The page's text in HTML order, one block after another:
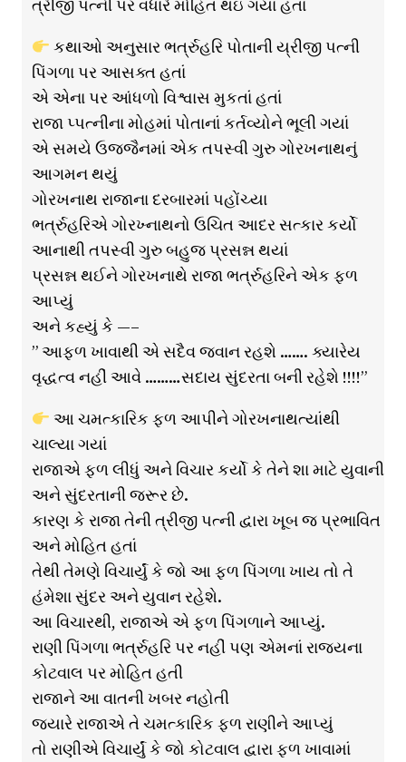
ત્રીજી પત્ની પર વધારે મોહિત થઇ ગયાં હતાં
કથાઓ અનુસાર ભર્ત્રુહરિ પોતાની ય્રીજી પત્ની
પિંગળા પર આસક્ત હતાં
એ એના પર આંધળો વિશ્વાસ મુકતાં હતાં
રાજા પ્પત્નીના મોહમાં પોતાનાં કર્તવ્યોને ભૂલી ગયાં
એ સમયે ઉજ્જૈનમાં એક તપસ્વી ગુરુ ગોરખનાથનું
આગમન થયું
ગોરખનાથ રાજાના દરબારમાં પહોંચ્યા
ભર્ત્રુહરિએ ગોરખ્નાથનો ઉચિત આદર સત્કાર કર્યો
આનાથી તપસ્વી ગુરુ બહુજ પ્રસન્ન થયાં
પ્રસન્ન થઈને ગોરખનાથે રાજા ભર્ત્રુહરિને એક ફળ
આપ્યું
અને કહ્યું કે —–
” આફળ ખાવાથી એ સદૈવ જવાન રહશે ……. ક્યારેય
વૃદ્ધત્વ નહીં આવે ………સદાય સુંદરતા બની રહેશે !!!!”
આ ચમત્કારિક ફળ આપીને ગોરખનાથત્યાંથી
ચાલ્યા ગયાં
રાજાએ ફળ લીધું અને વિચાર કર્યો કે તેને શા માટે યુવાની
અને સુંદરતાની જરૂર છે.
કારણ કે રાજા તેની ત્રીજી પત્ની દ્વારા ખૂબ જ પ્રભાવિત
અને મોહિત હતાં
તેથી તેમણે વિચાર્યું કે જો આ ફળ પિંગળા ખાય તો તે
હંમેશા સુંદર અને યુવાન રહેશે.
આ વિચારથી, રાજાએ એ ફળ પિંગળાને આપ્યું.
રાણી પિંગળા ભર્ત્રુહરિ પર નહીં પણ એમનાં રાજ્યના
કોટવાલ પર મોહિત હતી
રાજાને આ વાતની ખબર નહોતી
જ્યારે રાજાએ તે ચમત્કારિક ફળ રાણીને આપ્યું
તો રાણીએ વિચાર્યું કે જો કોટવાલ દ્વારા ફળ ખાવામાં